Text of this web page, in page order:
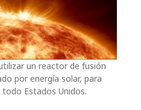
un reactor de fusión
por energía solar, para
Estados Unidos.